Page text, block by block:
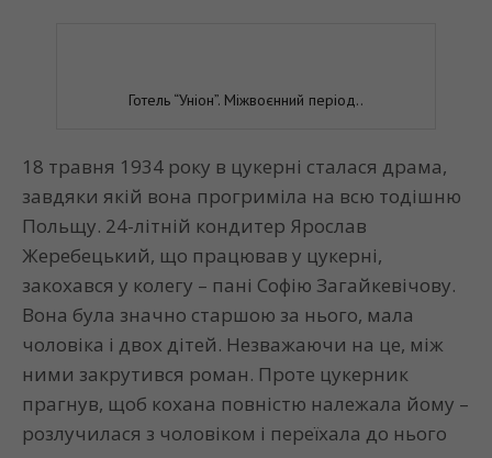
Готель “Уніон”. Міжвоєнний період..
18 травня 1934 року в цукерні сталася драма,
завдяки якій вона прогриміла на всю тодішню
Польщу. 24-літній кондитер Ярослав
Жеребецький, що працював у цукерні,
закохався у колегу – пані Софію Загайкевічову.
Вона була значно старшою за нього, мала
чоловіка і двох дітей. Незважаючи на це, між
ними закрутився роман. Проте цукерник
прагнув, щоб кохана повністю належала йому –
розлучилася з чоловіком і переїхала до нього